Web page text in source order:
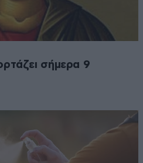
σήμερα 9